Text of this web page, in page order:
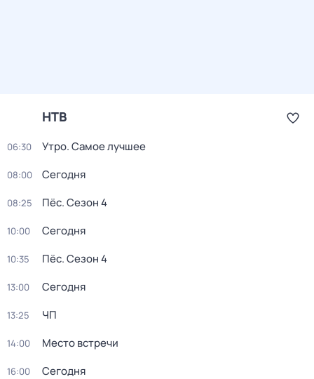
НТВ
06:30 Утро. Самое лучшее
08:00 Сегодня
08:25 Пёс. Сезон 4
10:00 Сегодня
10:35 Пёс. Сезон 4
13:00 Сегодня
13:25 ЧП
14:00 Место встречи
16:00 Сегодня